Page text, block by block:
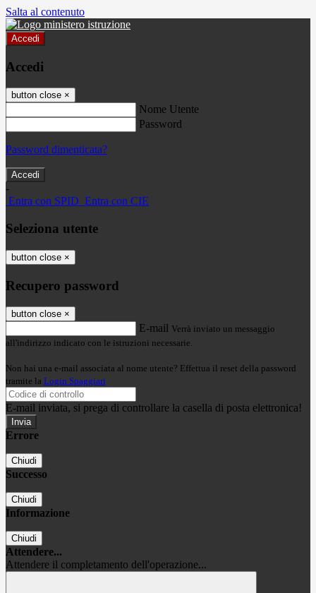
Salta al contenuto
Accedi
Accedi
button close ×
Nome Utente
Password
Password dimenticata?
-
Entra con SPID Entra con CIE
Seleziona utente
button close ×
Recupero password
button close ×
E-mail Verrà inviato un messaggio
all'indirizzo indicato con le istruzioni necessarie.
Non hai una e-mail associata al nome utente? Effettua il reset della password
tramite la Login Spaggiari
E-mail inviata, si prega di controllare la casella di posta elettronica!
Errore
Chiudi
Successo
Chiudi
Informazione
Chiudi
Attendere...
Attendere il completamento dell'operazione...